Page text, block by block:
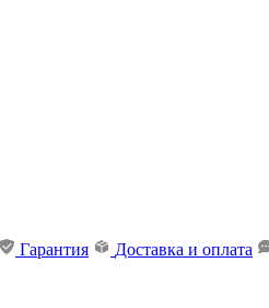
Гарантия Доставка и оплата